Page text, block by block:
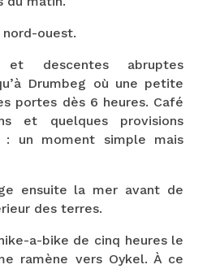
ouest.
descentes abruptes
Drumbeg où une petite
portes dès 6 heures. Café
et quelques provisions
: un moment simple mais
ensuite la mer avant de
des terres.
a-bike de cinq heures le
ramène vers Oykel. À ce